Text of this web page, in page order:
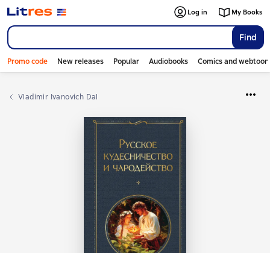
Find
Log in My Books
Promo code New releases Popular Audiobooks Comics and
Vladimir Ivanovich Dal